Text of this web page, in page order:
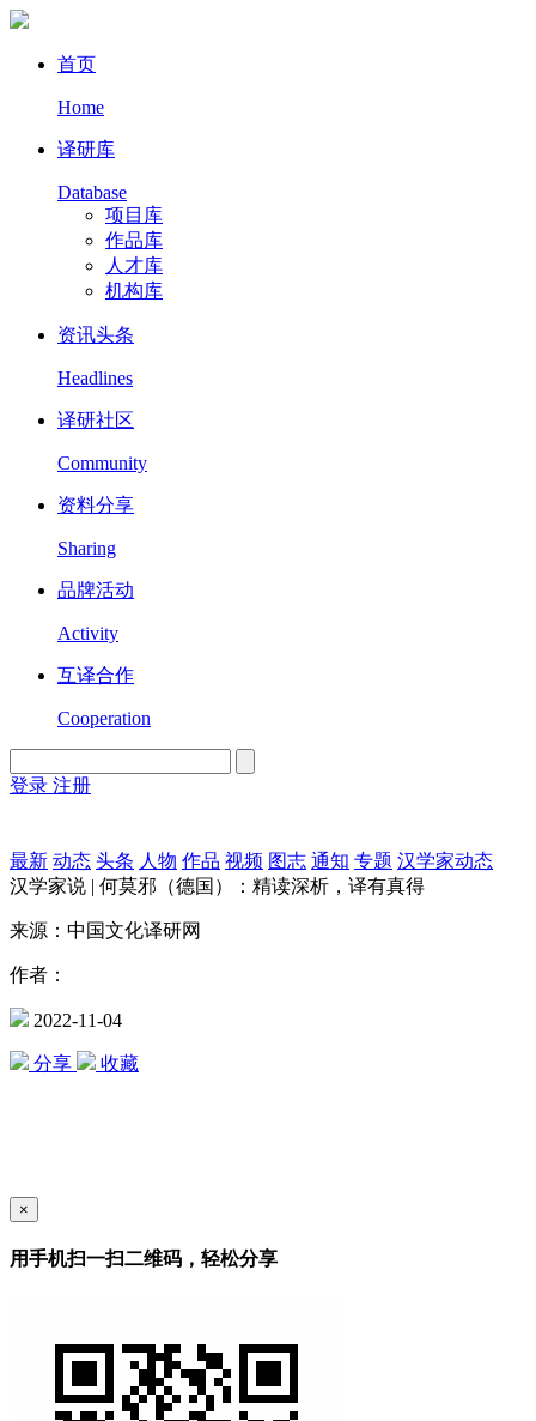
首页
Home
译研库
Database
项目库
作品库
人才库
机构库
资讯头条
Headlines
译研社区
Community
资料分享
Sharing
品牌活动
Activity
互译合作
Cooperation
登录 注册
最新 动态 头条 人物 作品 视频 图志 通知 专题 汉学家动态
汉学家说 | 何莫邪（德国）：精读深析，译有真得
来源：中国文化译研网
作者：
2022-11-04
分享 收藏
×
用手机扫一扫二维码，轻松分享